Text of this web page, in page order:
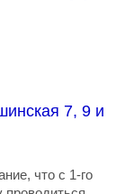
7, 9 и
что с 1-го